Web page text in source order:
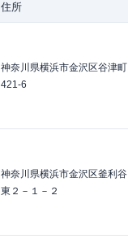
住所
神奈川県横浜市金沢区谷津町
421-6
神奈川県横浜市金沢区釜利谷
東２－１－２